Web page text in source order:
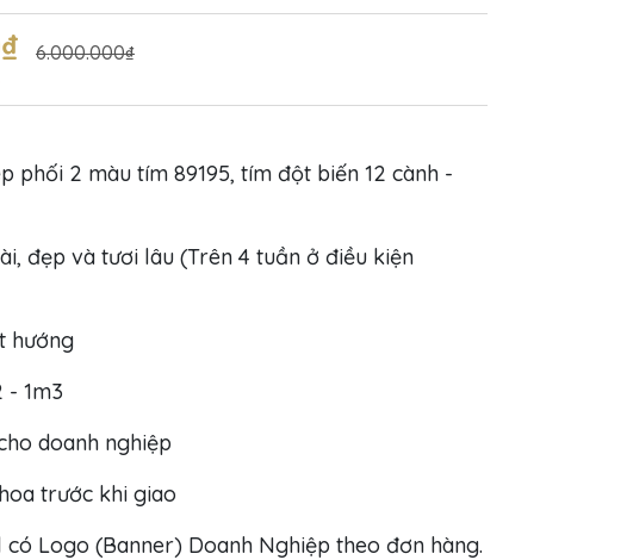
6.000.000₫
phối 2 màu tím 89195, tím đột biến 12 cành -
đẹp và tươi lâu (Trên 4 tuần ở điều kiện
hướng
- 1m3
doanh nghiệp
trước khi giao
có Logo (Banner) Doanh Nghiệp theo đơn hàng.